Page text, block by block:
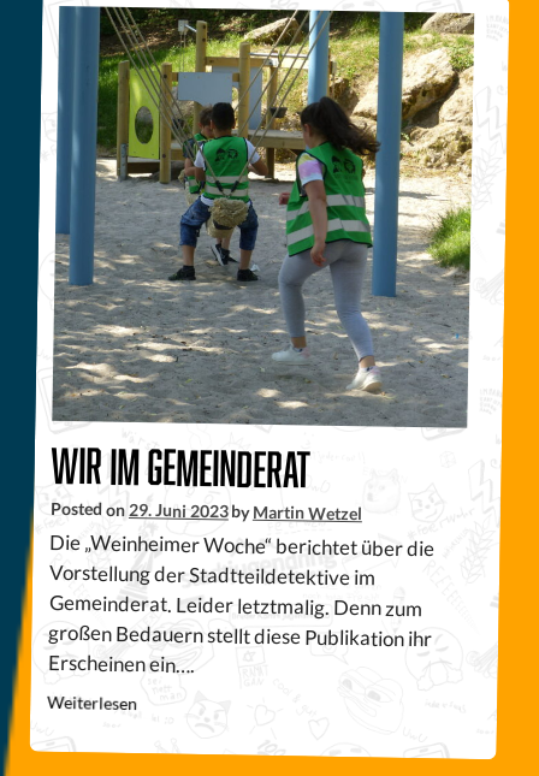
Wir im Gemeinderat
Posted on29. Juni 2023byMartin Wetzel
Die „Weinheimer Woche“ berichtet über die
Vorstellung der Stadtteildetektive im
Gemeinderat. Leider letztmalig. Denn zum
großen Bedauern stellt diese Publikation ihr
Erscheinen ein….
Weiterlesen